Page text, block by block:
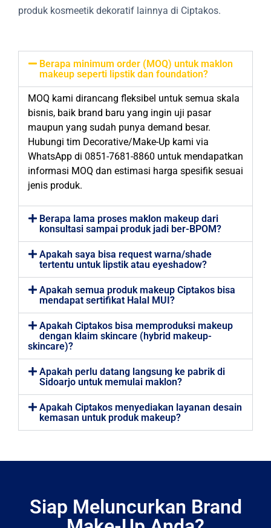
produk kosmeetik dekoratif lainnya di Ciptakos.
Berapa minimum order (MOQ) untuk maklon
makeup seperti lipstik dan foundation?
MOQ kami dirancang fleksibel untuk semua skala
bisnis, baik brand baru yang ingin uji pasar
maupun yang sudah punya demand besar.
Hubungi tim Decorative/Make-Up kami via
WhatsApp di 0851-7681-8860 untuk mendapatkan
informasi MOQ dan estimasi harga spesifik sesuai
jenis produk.
Berapa lama proses maklon makeup dari
konsultasi sampai produk jadi ber-BPOM?
Apakah saya bisa request warna/shade
tertentu untuk lipstik atau eyeshadow?
Apakah semua produk makeup Ciptakos bisa
mendapat sertifikat Halal MUI?
Apakah Ciptakos bisa memproduksi makeup
dengan klaim skincare (hybrid makeup-
skincare)?
Apakah perlu datang langsung ke pabrik di
Sidoarjo untuk memulai maklon?
Apakah Ciptakos menyediakan layanan desain
kemasan untuk produk makeup?
Siap Meluncurkan Brand